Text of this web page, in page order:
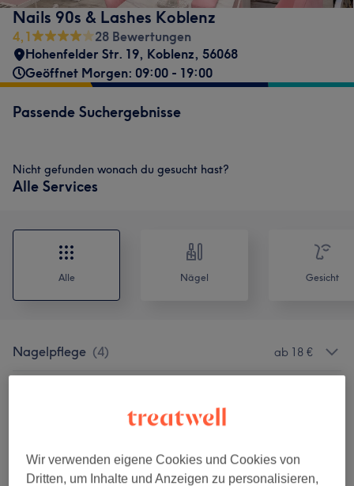
Nails 90s & Lashes Koblenz
4,1
28 Bewertungen
Hohenfelder Str. 19, Koblenz, 56068
Geöffnet Morgen: 09:00 - 19:00
Passende Suchergebnisse
Nicht gefunden wonach du gesucht hast?
Alle Services
Alle Nägel Gesicht
Nagelpflege (4) ab 18 €
Wimpernverlängerung ( 6) ab 25 €
Wir verwenden eigene Cookies und Cookies von
Dritten, um Inhalte und Anzeigen zu personalisieren,